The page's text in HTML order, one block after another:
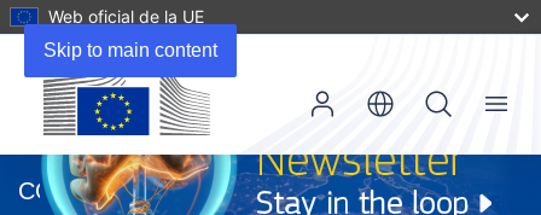
Skip to main content
Web oficial de la UE
abrirá
en
CORDIS
Menu